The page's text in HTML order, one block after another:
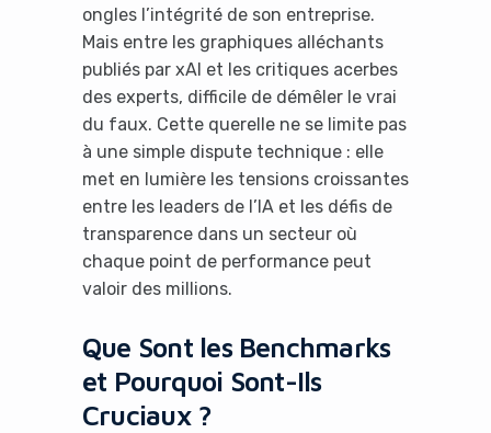
ongles l’intégrité de son entreprise.
Mais entre les graphiques alléchants
publiés par xAI et les critiques acerbes
des experts, difficile de démêler le vrai
du faux. Cette querelle ne se limite pas
à une simple dispute technique : elle
met en lumière les tensions croissantes
entre les leaders de l’IA et les défis de
transparence dans un secteur où
chaque point de performance peut
valoir des millions.
Que Sont les Benchmarks
et Pourquoi Sont-Ils
Cruciaux ?